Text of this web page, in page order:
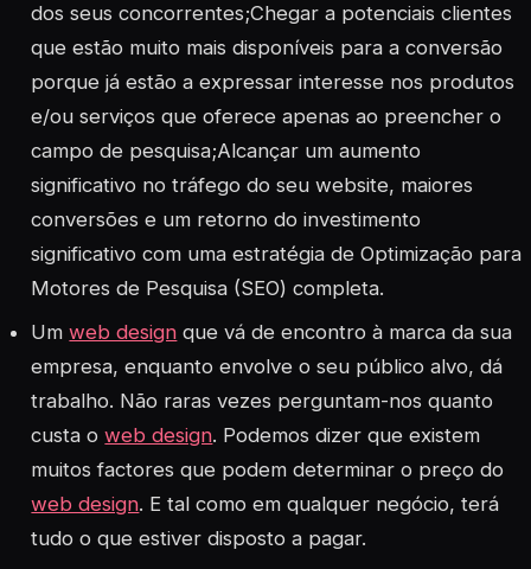
dos seus concorrentes;Chegar a potenciais clientes
que estão muito mais disponíveis para a conversão
porque já estão a expressar interesse nos produtos
e/ou serviços que oferece apenas ao preencher o
campo de pesquisa;Alcançar um aumento
significativo no tráfego do seu website, maiores
conversões e um retorno do investimento
significativo com uma estratégia de Optimização para
Motores de Pesquisa (SEO) completa.
Umweb design que vá de encontro à marca da sua
empresa, enquanto envolve o seu público alvo, dá
trabalho. Não raras vezes perguntam-nos quanto
custa oweb design. Podemos dizer que existem
muitos factores que podem determinar o preço do
web design. E tal como em qualquer negócio, terá
tudo o que estiver disposto a pagar.